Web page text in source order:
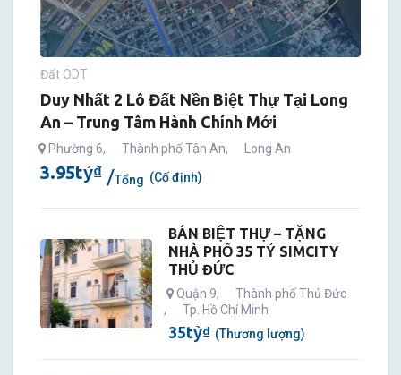
Đất ODT
Duy Nhất 2 Lô Đất Nền Biệt Thự Tại Long
An – Trung Tâm Hành Chính Mới
Phường 6, Thành phố Tân An, Long An
3.95tỷ₫ Tổng (Cố định)
BÁN BIỆT THỰ – TẶNG
NHÀ PHỐ 35 TỶ SIMCITY
THỦ ĐỨC
Quận 9,
Thành phố Thủ Đức
,
Tp. Hồ Chí Minh
35tỷ₫ (Thương lượng)